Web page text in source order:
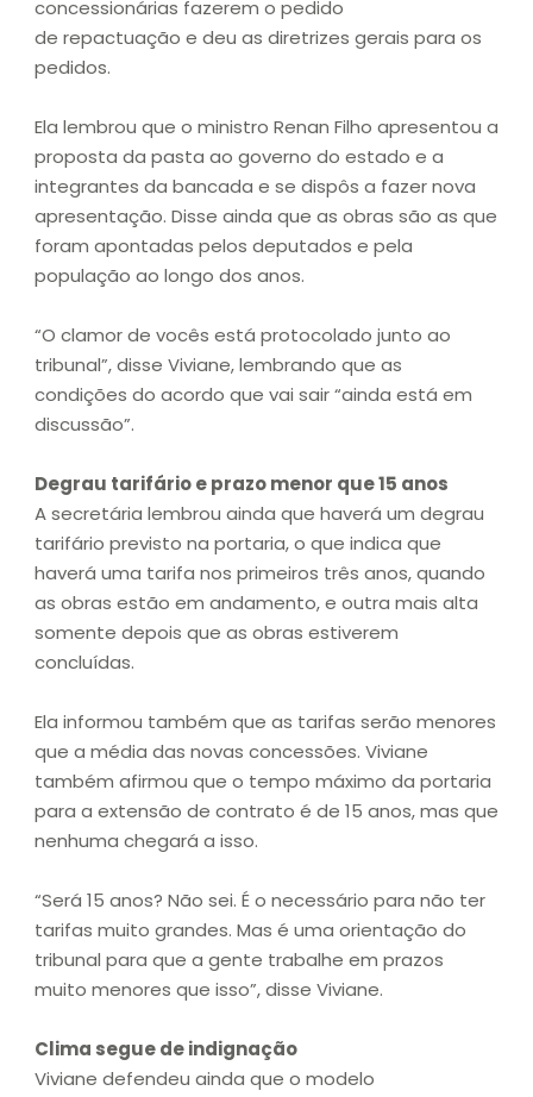
concessionárias fazerem o pedido
de repactuação e deu as diretrizes gerais para os
pedidos.
Ela lembrou que o ministro Renan Filho apresentou a
proposta da pasta ao governo do estado e a
integrantes da bancada e se dispôs a fazer nova
apresentação. Disse ainda que as obras são as que
foram apontadas pelos deputados e pela
população ao longo dos anos.
“O clamor de vocês está protocolado junto ao
tribunal”, disse Viviane, lembrando que as
condições do acordo que vai sair “ainda está em
discussão”.
Degrau tarifário e prazo menor que 15 anos
A secretária lembrou ainda que haverá um degrau
tarifário previsto na portaria, o que indica que
haverá uma tarifa nos primeiros três anos, quando
as obras estão em andamento, e outra mais alta
somente depois que as obras estiverem
concluídas.
Ela informou também que as tarifas serão menores
que a média das novas concessões. Viviane
também afirmou que o tempo máximo da portaria
para a extensão de contrato é de 15 anos, mas que
nenhuma chegará a isso.
“Será 15 anos? Não sei. É o necessário para não ter
tarifas muito grandes. Mas é uma orientação do
tribunal para que a gente trabalhe em prazos
muito menores que isso”, disse Viviane.
Clima segue de indignação
Viviane defendeu ainda que o modelo